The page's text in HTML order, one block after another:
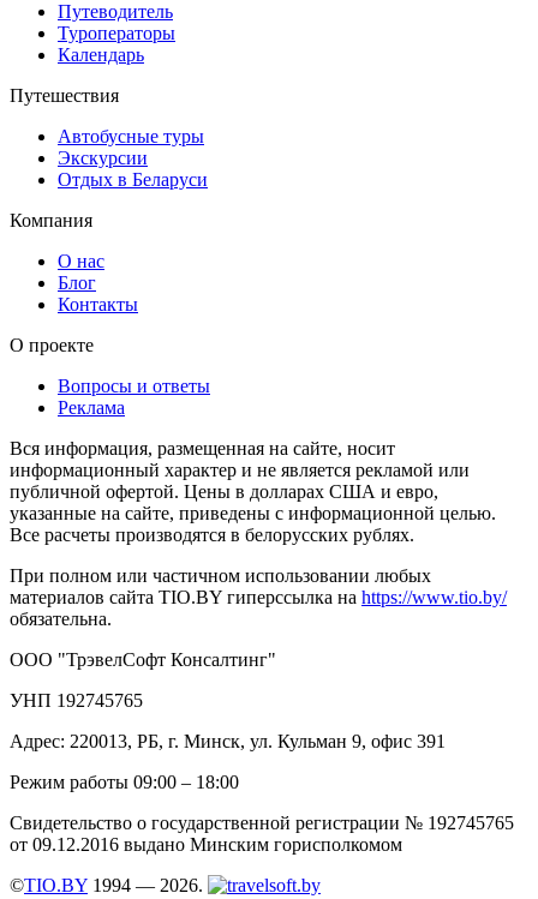
Путеводитель
Туроператоры
Календарь
Путешествия
Автобусные туры
Экскурсии
Отдых в Беларуси
Компания
О нас
Блог
Контакты
О проекте
Вопросы и ответы
Реклама
Вся информация, размещенная на сайте, носит
информационный характер и не является рекламой или
публичной офертой. Цены в долларах США и евро,
указанные на сайте, приведены с информационной целью.
Все расчеты производятся в белорусских рублях.
При полном или частичном использовании любых
материалов сайта TIO.BY гиперссылка на https://www.tio.by/
обязательна.
ООО "ТрэвелСофт Консалтинг"
УНП 192745765
Адрес: 220013, РБ, г. Минск, ул. Кульман 9, офис 391
Режим работы 09:00 – 18:00
Свидетельство о государственной регистрации № 192745765
от 09.12.2016 выдано Минским горисполкомом
©TIO.BY 1994 — 2026.